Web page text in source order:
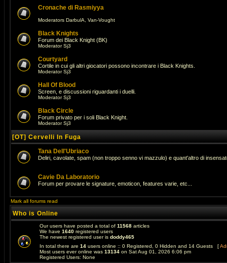
Cronache di Rasmiyya
Moderators DarbulA Van-Vought
Black Knights
Forum dei Black Knight (BK)
ModeratorSj3
Courtyard
Cortile in cui gli altri giocatori possono incontrare i Black Knights.
ModeratorSj3
Hall Of Blood
Screen, e discussioni riguardanti i duelli.
ModeratorSj3
Black Circle
Forum privato per i soli Black Knight.
ModeratorSj3
[OT] Cervelli In Fuga
Tana Dell'Ubriaco
Deliri, cavolate, spam (non troppo senno vi mazzulo) e quant'altro di
Cavie Da Laboratorio
Forum per provare le signature, emoticon, features varie, etc...
Mark all forums read
Who is Online
Our users have posted a total of 11568 articles
We have 1640 registered users
The newest registered user is doddy465
In total there are 14 users online :: 0 Registered, 0 Hidden and 14 Guests [
Most users ever online was 13134 on Sat Aug 01, 2026 6:06 pm
Registered Users: None